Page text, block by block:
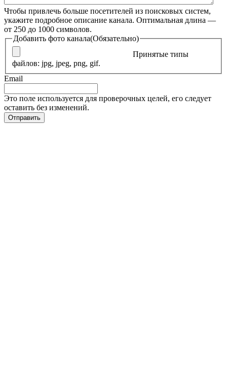
Чтобы привлечь больше посетителей из поисковых систем,
укажите подробное описание канала. Оптимальная длина —
от 250 до 1000 символов.
Добавить фото канала(Обязательно)
Принятые типы
файлов: jpg, jpeg, png, gif.
Email
Это поле используется для проверочных целей, его следует
оставить без изменений.